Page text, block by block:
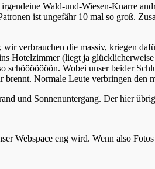
Wald-und-Wiesen-Knarre
ist ungefähr 10 mal so groß.
verbrauchen die massiv, kriegen
Hotelzimmer (liegt ja
Wobei unser beider
Normale Leute verbringen den
und Sonnenuntergang. Der hier
eng wird. Wenn also